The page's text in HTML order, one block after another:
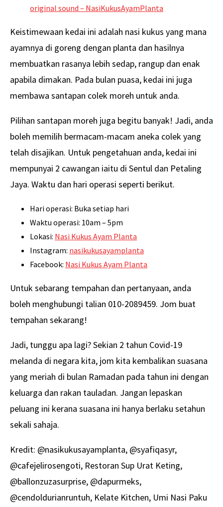
original sound – NasiKukusAyamPlanta
Keistimewaan kedai ini adalah nasi kukus yang mana
ayamnya di goreng dengan planta dan hasilnya
membuatkan rasanya lebih sedap, rangup dan enak
apabila dimakan. Pada bulan puasa, kedai ini juga
membawa santapan colek moreh untuk anda.
Pilihan santapan moreh juga begitu banyak! Jadi, anda
boleh memilih bermacam-macam aneka colek yang
telah disajikan. Untuk pengetahuan anda, kedai ini
mempunyai 2 cawangan iaitu di Sentul dan Petaling
Jaya. Waktu dan hari operasi seperti berikut.
Hari operasi: Buka setiap hari
Waktu operasi: 10am – 5pm
Lokasi: Nasi Kukus Ayam Planta
Instagram: nasikukusayamplanta
Facebook: Nasi Kukus Ayam Planta
Untuk sebarang tempahan dan pertanyaan, anda
boleh menghubungi talian 010-2089459. Jom buat
tempahan sekarang!
Jadi, tunggu apa lagi? Sekian 2 tahun Covid-19
melanda di negara kita, jom kita kembalikan suasana
yang meriah di bulan Ramadan pada tahun ini dengan
keluarga dan rakan tauladan. Jangan lepaskan
peluang ini kerana suasana ini hanya berlaku setahun
sekali sahaja.
Kredit: @nasikukusayamplanta, @syafiqasyr,
@cafejelirosengoti, Restoran Sup Urat Keting,
@ballonzuzasurprise, @dapurmeks,
@cendoldurianruntuh, Kelate Kitchen, Umi Nasi Paku